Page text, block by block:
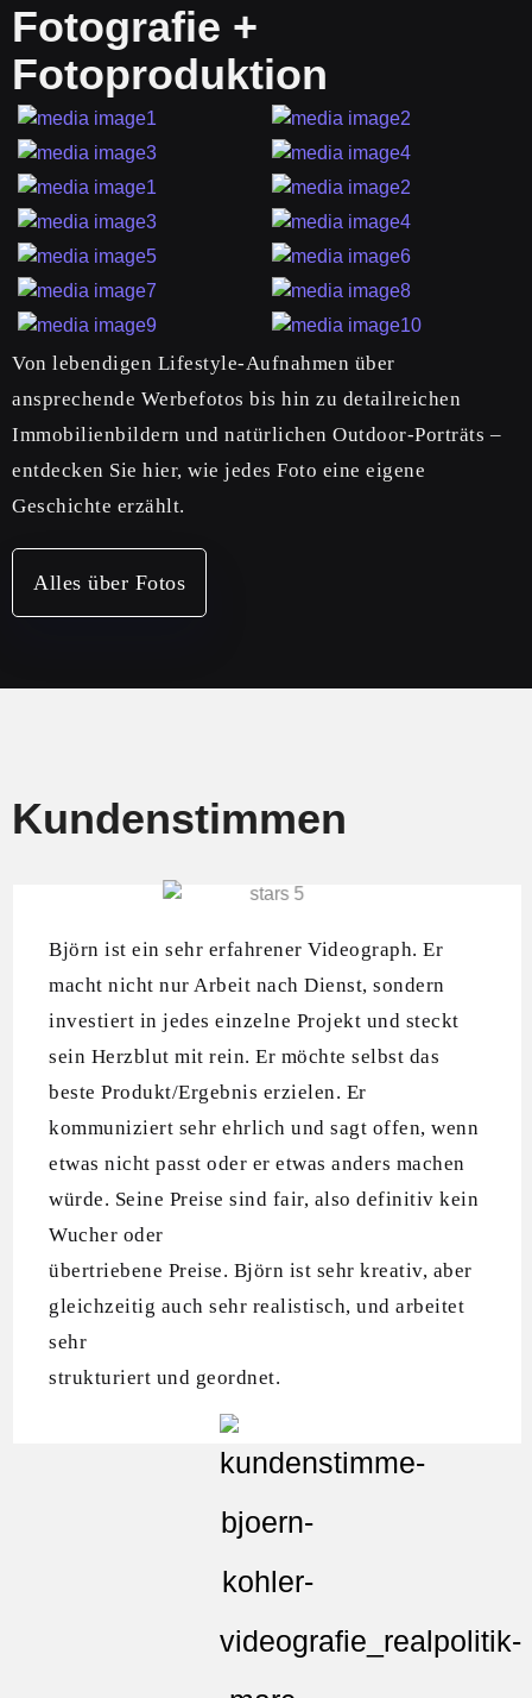
Fotografie +
Fotoproduktion
Von lebendigen Lifestyle-Aufnahmen über
ansprechende Werbefotos bis hin zu detailreichen
Immobilienbildern und natürlichen Outdoor-Porträts –
entdecken Sie hier, wie jedes Foto eine eigene
Geschichte erzählt.
Alles über Fotos
Kundenstimmen
Björn ist ein sehr erfahrener Videograph. Er
macht nicht nur Arbeit nach Dienst, sondern
investiert in jedes einzelne Projekt und steckt
sein Herzblut mit rein. Er möchte selbst das
beste Produkt/Ergebnis erzielen. Er
kommuniziert sehr ehrlich und sagt offen, wenn
etwas nicht passt oder er etwas anders machen
würde. Seine Preise sind fair, also definitiv kein
Wucher oder
übertriebene Preise. Björn ist sehr kreativ, aber
gleichzeitig auch sehr realistisch, und arbeitet
sehr
strukturiert und geordnet.